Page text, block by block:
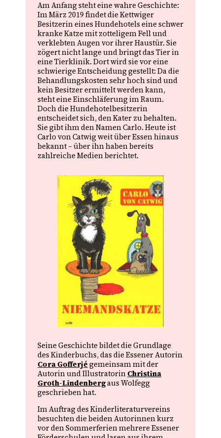
Am Anfang steht eine wahre Geschichte:
Im März 2019 findet die Kettwiger
Besitzerin eines Hundehotels eine schwer
kranke Katze mit zotteligem Fell und
verklebten Augen vor ihrer Haustür. Sie
zögert nicht lange und bringt das Tier in
eine Tierklinik. Dort wird sie vor eine
schwierige Entscheidung gestellt: Da die
Behandlungskosten sehr hoch sind und
kein Besitzer ermittelt werden kann,
steht eine Einschläferung im Raum.
Doch die Hundehotelbesitzerin
entscheidet sich, den Kater zu behalten.
Sie gibt ihm den Namen Carlo. Heute ist
Carlo von Catwig weit über Essen hinaus
bekannt – über ihn haben bereits
zahlreiche Medien berichtet.
Seine Geschichte bildet die Grundlage
des Kinderbuchs, das die Essener Autorin
Cora Gofferjé gemeinsam mit der
Autorin und Illustratorin Christina
Groth-Lindenbergaus Wolfegg
geschrieben hat.
Im Auftrag des Kinderliteraturvereins
besuchten die beiden Autorinnen kurz
vor den Sommerferien mehrere Essener